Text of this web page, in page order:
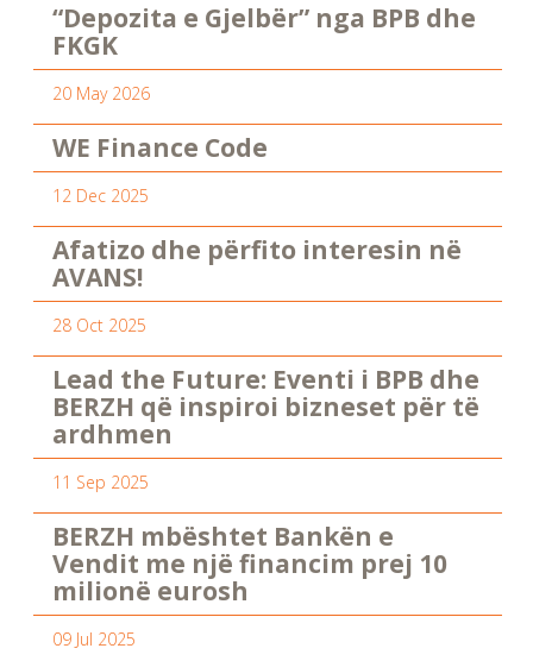
“Depozita e Gjelbër” nga BPB dhe
FKGK
20 May 2026
WE Finance Code
12 Dec 2025
Afatizo dhe përfito interesin në
AVANS!
28 Oct 2025
Lead the Future: Eventi i BPB dhe
BERZH që inspiroi bizneset për të
ardhmen
11 Sep 2025
BERZH mbështet Bankën e
Vendit me një financim prej 10
milionë eurosh
09 Jul 2025